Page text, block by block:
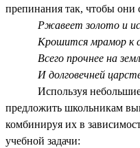
препинания так, чтобы они
Ржавеет золото и
Крошится мрамор к
Всего прочнее на
И долговечней
Используя
предложить школьникам
комбинируя их в
учебной задачи: